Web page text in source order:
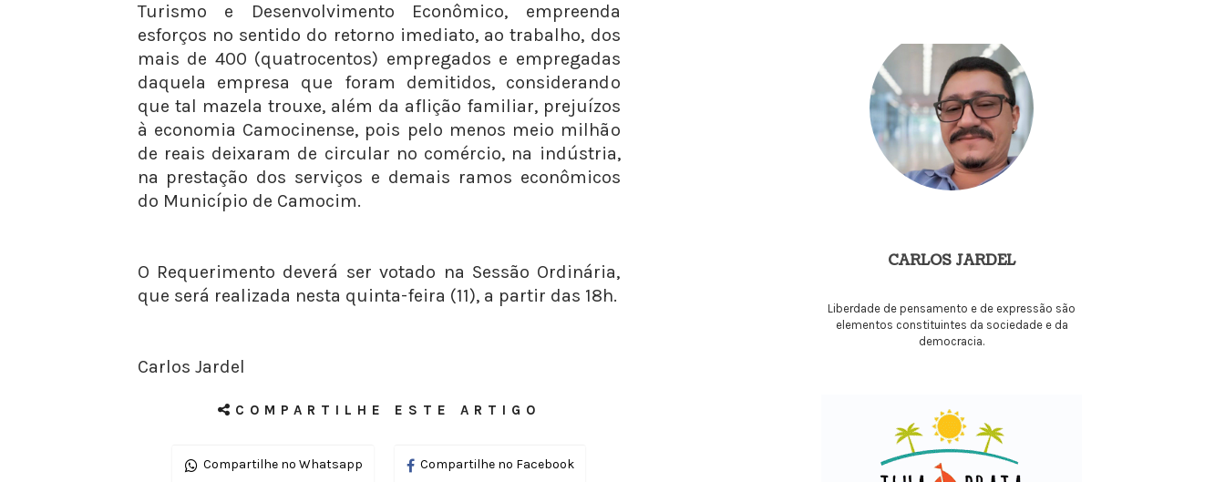
Turismo e Desenvolvimento Econômico, empreenda
esforços no sentido do retorno imediato, ao trabalho, dos
mais de 400 (quatrocentos) empregados e empregadas
daquela empresa que foram demitidos, considerando
que tal mazela trouxe, além da aflição familiar, prejuízos
à economia Camocinense, pois pelo menos meio milhão
de reais deixaram de circular no comércio, na indústria,
na prestação dos serviços e demais ramos econômicos
do Município de Camocim.
O Requerimento deverá ser votado na Sessão Ordinária,
que será realizada nesta quinta-feira (11), a partir das 18h.
Carlos Jardel
COMPARTILHE ESTE ARTIGO
Compartilhe no Whatsapp Compartilhe no Facebook
CARLOS JARDEL
Liberdade de pensamento e de expressão são
elementos constituintes da sociedade e da
democracia.